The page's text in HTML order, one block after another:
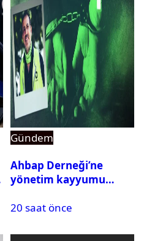
Gündem
Ahbap Derneği’ne
yönetim kayyumu
açıldı
20 saat önce